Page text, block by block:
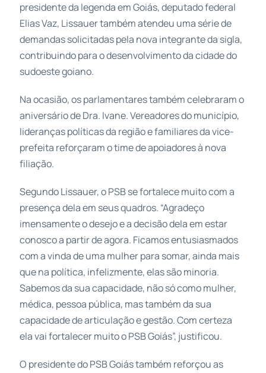
presidente da legenda em Goiás, deputado federal
Elias Vaz, Lissauer também atendeu uma série de
demandas solicitadas pela nova integrante da sigla,
contribuindo para o desenvolvimento da cidade do
sudoeste goiano.
Na ocasião, os parlamentares também celebraram o
aniversário de Dra. Ivane. Vereadores do município,
lideranças políticas da região e familiares da vice-
prefeita reforçaram o time de apoiadores à nova
filiação.
Segundo Lissauer, o PSB se fortalece muito com a
presença dela em seus quadros. “Agradeço
imensamente o desejo e a decisão dela em estar
conosco a partir de agora. Ficamos entusiasmados
com a vinda de uma mulher para somar, ainda mais
que na política, infelizmente, elas são minoria.
Sabemos da sua capacidade, não só como mulher,
médica, pessoa pública, mas também da sua
capacidade de articulação e gestão. Com certeza
ela vai fortalecer muito o PSB Goiás”, justificou.
O presidente do PSB Goiás também reforçou as